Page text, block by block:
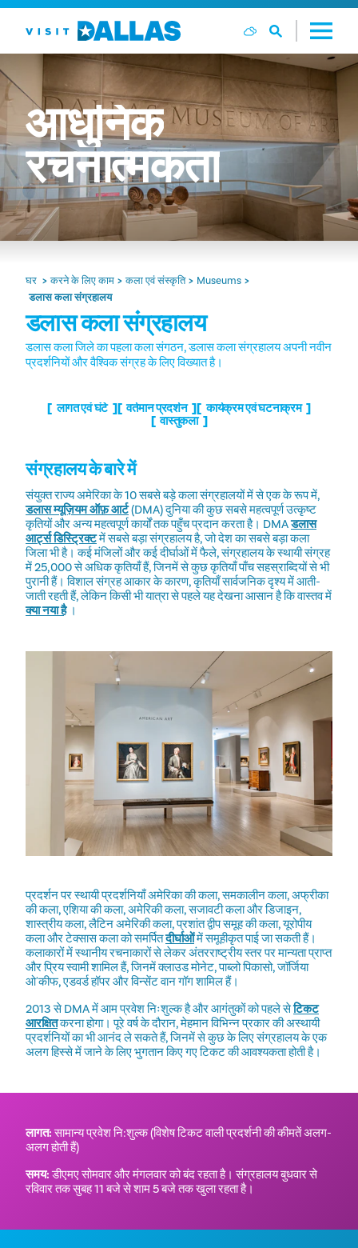
सामग्री पर जाएं
आधुनिक
रचनात्मकता
घर करने के लिए काम कला एवं संस्कृति
Museums
डलास कला संग्रहालय
डलास कला संग्रहालय
डलास कला जिले का पहला कला संगठन, डलास कला संग्रहालय अपनी नवीन
प्रदर्शनियों और वैश्विक संग्रह के लिए विख्यात है।
लागत एवं घंटे वर्तमान प्रदर्शन
कार्यक्रम एवं घटनाक्रम
वास्तुकला
संग्रहालय के बारे में
संयुक्त राज्य अमेरिका के 10 सबसे बड़े कला संग्रहालयों में से एक के रूप में,
डलास म्यूज़ियम ऑफ़ आर्ट(DMA) दुनिया की कुछ सबसे महत्वपूर्ण उत्कृष्ट
कृतियों और अन्य महत्वपूर्ण कार्यों तक पहुँच प्रदान करता है। DMAडलास
आर्ट्स डिस्ट्रिक्टमें सबसे बड़ा संग्रहालय है, जो देश का सबसे बड़ा कला
जिला भी है। कई मंजिलों और कई दीर्घाओं में फैले, संग्रहालय के स्थायी संग्रह
में 25,000 से अधिक कृतियाँ हैं, जिनमें से कुछ कृतियाँ पाँच सहस्राब्दियों से भी
पुरानी हैं। विशाल संग्रह आकार के कारण, कृतियाँ सार्वजनिक दृश्य में आती-
जाती रहती हैं, लेकिन किसी भी यात्रा से पहले यह देखना आसान है कि वास्तव में
क्या नया है।
प्रदर्शन पर स्थायी प्रदर्शनियाँ अमेरिका की कला, समकालीन कला, अफ्रीका
की कला, एशिया की कला, अमेरिकी कला, सजावटी कला और डिजाइन,
शास्त्रीय कला, लैटिन अमेरिकी कला, प्रशांत द्वीप समूह की कला, यूरोपीय
कला और टेक्सास कला को समर्पितदीर्घाओंमें समूहीकृत पाई जा सकती हैं।
कलाकारों में स्थानीय रचनाकारों से लेकर अंतरराष्ट्रीय स्तर पर मान्यता प्राप्त
और प्रिय स्वामी शामिल हैं, जिनमें क्लाउड मोनेट, पाब्लो पिकासो, जॉर्जिया
ओ'कीफ, एडवर्ड हॉपर और विन्सेंट वान गॉग शामिल हैं।
2013 से DMA में आम प्रवेश निःशुल्क है और आगंतुकों को पहले सेटिकट
आरक्षितकरना होगा। पूरे वर्ष के दौरान, मेहमान विभिन्न प्रकार की अस्थायी
प्रदर्शनियों का भी आनंद ले सकते हैं, जिनमें से कुछ के लिए संग्रहालय के एक
अलग हिस्से में जाने के लिए भुगतान किए गए टिकट की आवश्यकता होती है।
लागत:सामान्य प्रवेश नि:शुल्क (विशेष टिकट वाली प्रदर्शनी की कीमतें अलग-
अलग होती हैं)
समय:डीएमए सोमवार और मंगलवार को बंद रहता है। संग्रहालय बुधवार से
रविवार तक सुबह 11 बजे से शाम 5 बजे तक खुला रहता है।